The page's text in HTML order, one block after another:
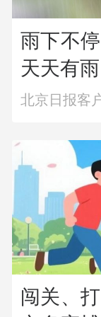
雨下不
天天有雨
北京日报客
闯关、